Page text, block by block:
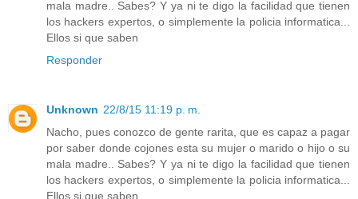
mala madre.. Sabes? Y ya ni te digo la facilidad que tienen
los hackers expertos, o simplemente la policia informatica...
Ellos si que saben
Responder
Unknown 22/8/15 11:19 p. m.
Nacho, pues conozco de gente rarita, que es capaz a pagar
por saber donde cojones esta su mujer o marido o hijo o su
mala madre.. Sabes? Y ya ni te digo la facilidad que tienen
los hackers expertos, o simplemente la policia informatica...
Ellos si que saben